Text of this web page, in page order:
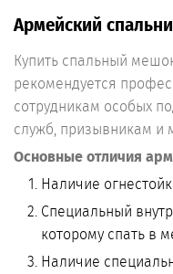
Армейский
Купить спальный
рекомендуется
сотрудникам особых
служб, призывникам и
Основные отличия
Наличие
Специальный
которому спать в
Наличие